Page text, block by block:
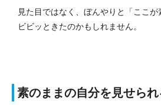
見た目ではなく、ぼんやりと「ここが
ビビッときたのかもしれません。
素のままの自分を見せられ